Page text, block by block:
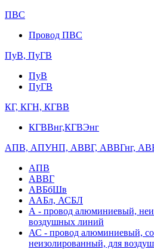
ПВС
Провод ПВС
ПуВ, ПуГВ
ПуВ
ПуГВ
КГ, КГН, КГВВ
КГВВнг,КГВЭнг
АПВ, АПУНП, АВВГ, АВВГнг,
АПВ
АВВГ
АВБбШв
ААБл, АСБЛ
А - провод алюминиевый,
воздушных линий
АС - провод алюминиевый, со
неизолированный, для